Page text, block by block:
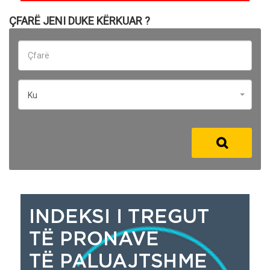
ÇFARË JENI DUKE KËRKUAR ?
Ku